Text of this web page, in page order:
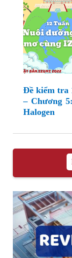
Đề kiểm tra
– Chương
Halogen